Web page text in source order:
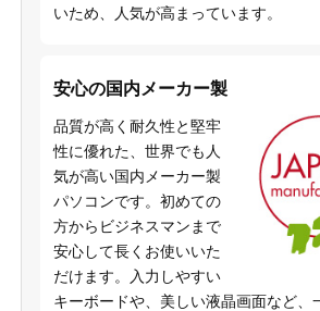
いため、人気が高まっています。
安心の国内メーカー製
品質が高く耐久性と堅牢
性に優れた、世界でも人
気が高い国内メーカー製
パソコンです。初めての
方からビジネスマンまで
安心して長くお使いいた
だけます。入力しやすい
キーボードや、美しい液晶画面など、